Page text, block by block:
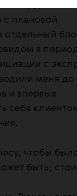
твердыня.
с плановой
отдельный
в
с
меня до
и впервые
себя
чтобы
быть,